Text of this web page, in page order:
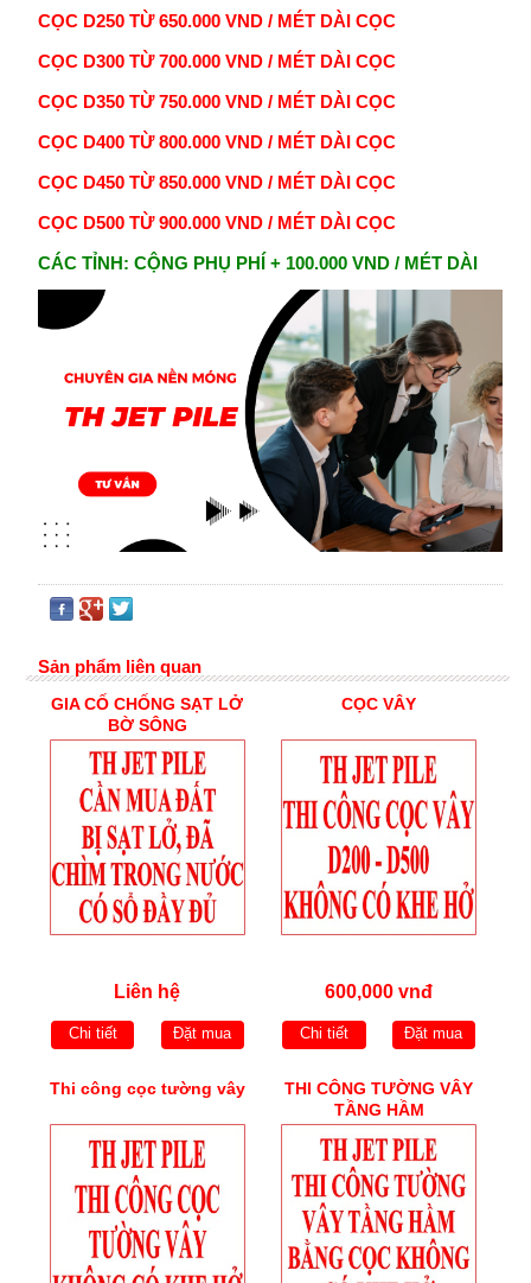
CỌC D250 TỪ 650.000 VND / MÉT DÀI CỌC
CỌC D300 TỪ 700.000 VND / MÉT DÀI CỌC
CỌC D350 TỪ 750.000 VND / MÉT DÀI CỌC
CỌC D400 TỪ 800.000 VND / MÉT DÀI CỌC
CỌC D450 TỪ 850.000 VND / MÉT DÀI CỌC
CỌC D500 TỪ 900.000 VND / MÉT DÀI CỌC
CÁC TỈNH: CỘNG PHỤ PHÍ + 100.000 VND / MÉT DÀI
Sản phẩm liên quan
GIA CỐ CHỐNG SẠT LỞ
BỜ SÔNG
Liên hệ
Chi tiết Đặt mua
CỌC VÂY
600,000 vnđ
Chi tiết Đặt mua
Thi công cọc tường vây
THI CÔNG TƯỜNG VÂY
TẦNG HẦM